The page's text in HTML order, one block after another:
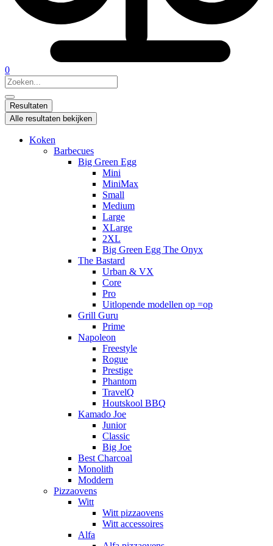
0
Search
...
Resultaten
Alle resultaten bekijken
Koken
Barbecues
Big Green Egg
Mini
MiniMax
Small
Medium
Large
XLarge
2XL
Big Green Egg The Onyx
The Bastard
Urban & VX
Core
Pro
Uitlopende modellen op =op
Grill Guru
Prime
Napoleon
Freestyle
Rogue
Prestige
Phantom
TravelQ
Houtskool BBQ
Kamado Joe
Junior
Classic
Big Joe
Best Charcoal
Monolith
Moddern
Pizzaovens
Witt
Witt pizzaovens
Witt accessoires
Alfa